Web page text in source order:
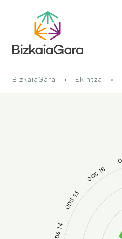
BizkaiaGara Ekintza